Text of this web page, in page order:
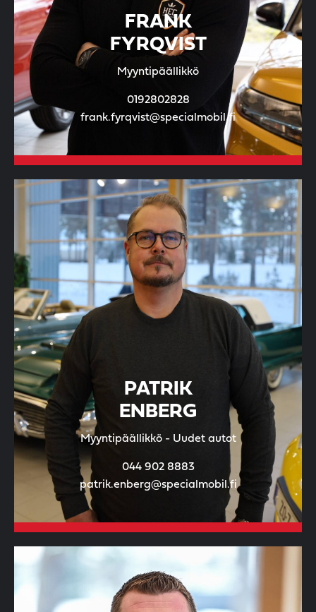
FRANK
FYRQVIST
Myyntipäällikkö
0192802828
frank.fyrqvist@specialmobil.fi
PATRIK
ENBERG
Myyntipäällikkö - Uudet autot
044 902 8883
patrik.enberg@specialmobil.fi